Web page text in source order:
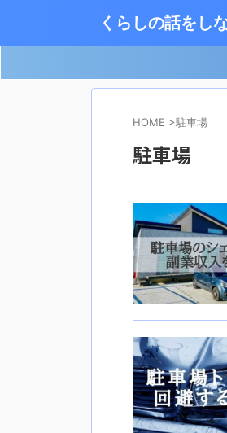
くらしの話をし
HOME >駐車場
駐車場